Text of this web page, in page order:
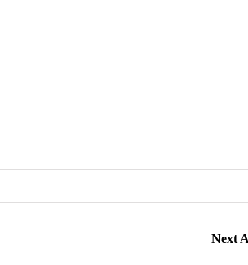
Next